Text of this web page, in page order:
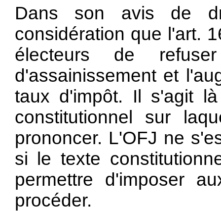
Dans son avis de
considération que l'art.
électeurs de
d'assainissement et
taux d'impôt. Il s'agit
constitutionnel sur
prononcer. L'OFJ ne
si le texte
permettre d'imposer
procéder.